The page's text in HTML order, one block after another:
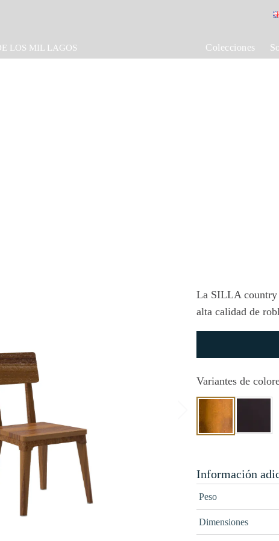
LOS MIL LAGOS Colecciones
La SILLA country
alta calidad de
Variantes de
Información
Peso
Dimensiones